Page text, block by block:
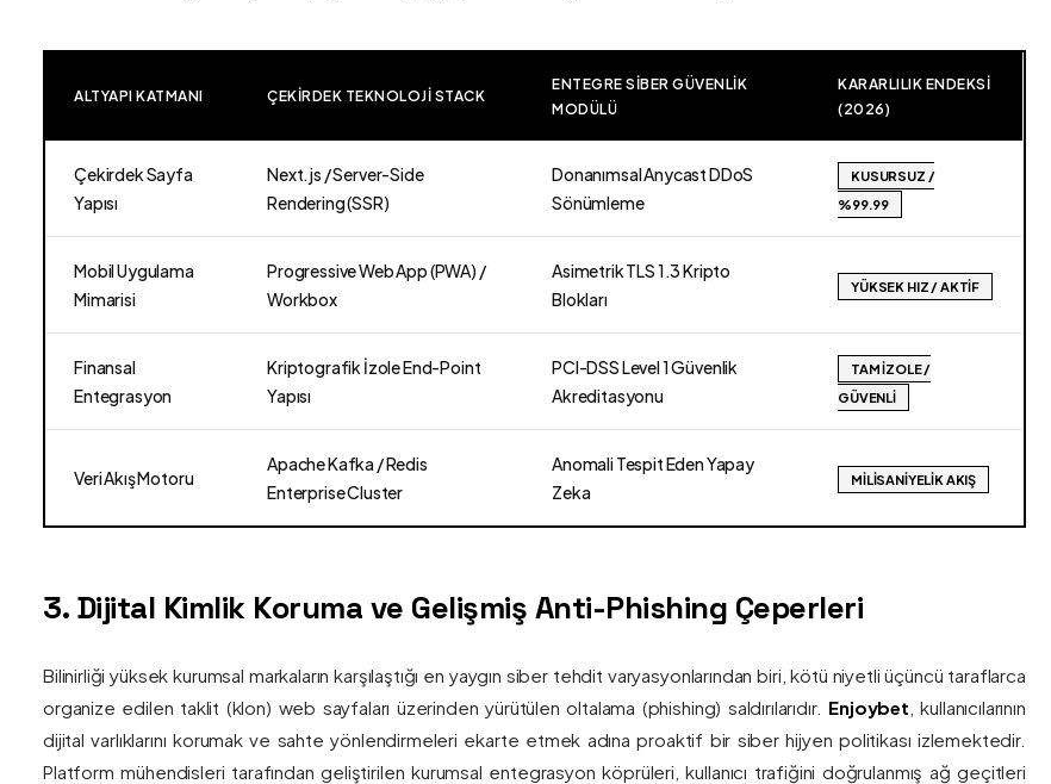
ALTYAPI KATMANI ÇEKIRDEK TEKNOLOJI STACK
ENTEGRE SIBER GÜVENLIK
MODÜLÜ
KARARLILIK ENDEKSI
(2026)
Çekirdek Sayfa
Yapısı
Next.js / Server-Side
Rendering (SSR)
Donanımsal Anycast DDoS
Sönümleme
KUSURSUZ /
%99.99
Mobil Uygulama
Mimarisi
Progressive Web App (PWA) /
Workbox
Asimetrik TLS 1.3 Kripto
Blokları
YÜKSEK HIZ / AKTIF
Finansal
Entegrasyon
Kriptografik İzole End-Point
Yapısı
PCI-DSS Level 1 Güvenlik
Akreditasyonu
TAM İZOLE /
GÜVENLI
Veri Akış Motoru
Apache Kafka / Redis
Enterprise Cluster
Anomali Tespit Eden Yapay
Zeka
MILISANIYELIK AKIŞ
3. Dijital Kimlik Koruma ve Gelişmiş Anti-Phishing Çeperleri
Bilinirliği yüksek kurumsal markaların karşılaştığı en yaygın siber tehdit varyasyonlarından biri, kötü niyetli üçüncü taraflarca
organize edilen taklit (klon) web sayfaları üzerinden yürütülen oltalama (phishing) saldırılarıdır. Enjoybet , kullanıcılarının
dijital varlıklarını korumak ve sahte yönlendirmeleri ekarte etmek adına proaktif bir siber hijyen politikası izlemektedir.
Platform mühendisleri tarafından geliştirilen kurumsal entegrasyon köprüleri, kullanıcı trafiğini doğrulanmış ağ geçitleri